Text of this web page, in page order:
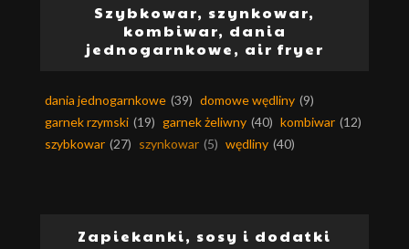
Szybkowar, szynkowar,
kombiwar, dania
jednogarnkowe, air fryer
dania jednogarnkowe (39) domowe wędliny (9)
garnek rzymski (19) garnek żeliwny (40) kombiwar (12)
szybkowar (27) szynkowar (5) wędliny (40)
Zapiekanki, sosy i dodatki